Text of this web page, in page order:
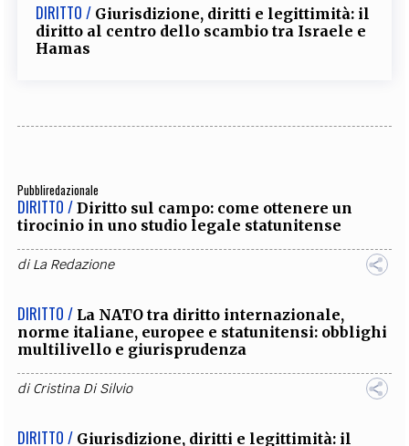
DIRITTO / Giurisdizione, diritti e legittimità: il
diritto al centro dello scambio tra Israele e
Hamas
Pubbliredazionale
DIRITTO / Diritto sul campo: come ottenere un
tirocinio in uno studio legale statunitense
diLa Redazione
DIRITTO / La NATO tra diritto internazionale,
norme italiane, europee e statunitensi: obblighi
multilivello e giurisprudenza
diCristina Di Silvio
DIRITTO / Giurisdizione, diritti e legittimità: il